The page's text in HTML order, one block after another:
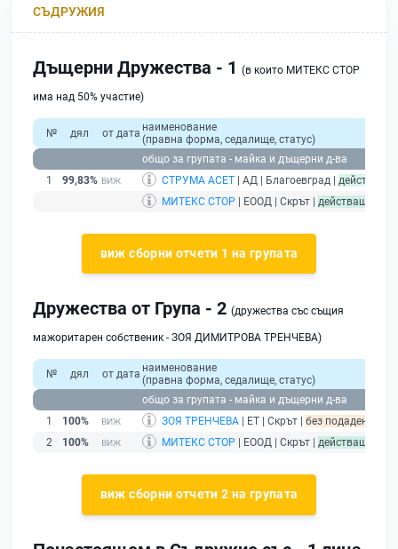
СЪДРУЖИЯ
Дъщерни Дружества - 1 (в които МИТЕКС СТОР
има над 50% участие)
№ дял от дата наименование
(правна форма, седалище, статус)
общо за групата - майка и дъщерни д-ва
1
99,83% СТРУМА АСЕТ | АД | Благоевград | действащ
МИТЕКС СТОР | ЕООД | Скрът | действащ
виж сборни отчети 1 на групата
Дружества от Група - 2 (дружества със същия
мажоритарен собственик - ЗОЯ ДИМИТРОВА ТРЕНЧЕВА)
№ дял от дата наименование
(правна форма, седалище, статус)
общо за групата - майка и дъщерни д-ва
1
100% ЗОЯ ТРЕНЧЕВА | ЕТ | Скрът | без подаден
2
100% МИТЕКС СТОР | ЕООД | Скрът | действащ
виж сборни отчети 2 на групата